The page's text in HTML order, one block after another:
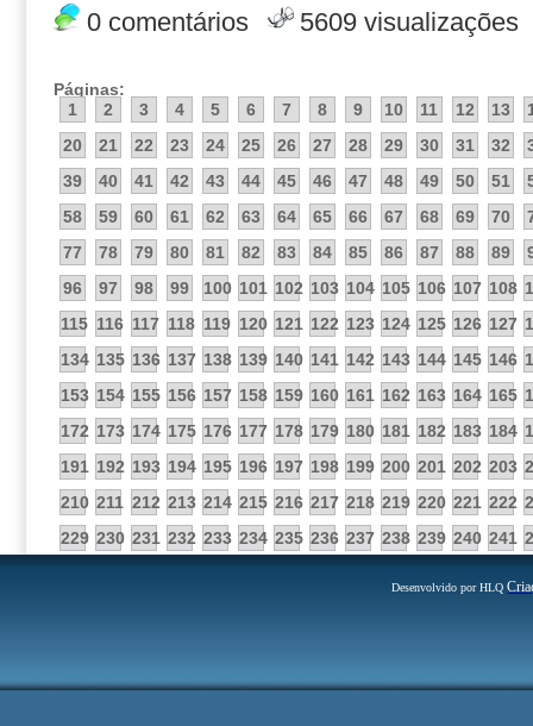
0 comentários 5609 visualizações
Páginas:
1
2 3 4 5 6 7 8 9 10 11 12 13
20
21 22 23 24 25 26 27 28 29 30 31 32
39
40 41 42 43 44 45 46 47 48 49 50 51
58
59 60 61 62 63 64 65 66 67 68 69 70
77
78 79 80 81 82 83 84 85 86 87 88 89
96
97 98 99 100 101 102 103 104 105 106 107 108
115 116 117 118 119 120 121 122 123 124 125 126 127
134 135 136 137 138 139 140 141 142 143 144 145 146
153 154 155 156 157 158 159 160 161 162 163 164 165
172 173 174 175 176 177 178 179 180 181 182 183 184
191 192 193 194 195 196 197 198 199 200 201 202 203
210 211 212 213 214 215 216 217 218 219 220 221 222
229 230 231 232 233 234 235 236 237 238 239 240 241
Desenvolvido por HLQ